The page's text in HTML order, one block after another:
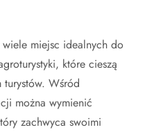
miejsc idealnych do
które cieszą
turystów. Wśród
można wymienić
zachwyca swoimi